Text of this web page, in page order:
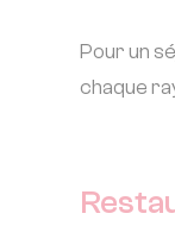
Pour un
chaque